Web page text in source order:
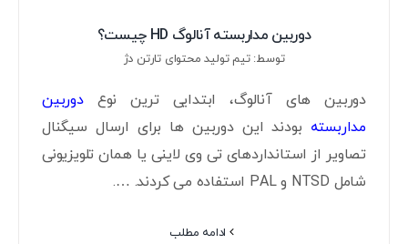
دوربین مداربسته آنالوگ HD چیست؟
توسط: تیم تولید محتوای تارتن دژ
دوربین های آنالوگ، ابتدایی ترین نوعدوربین
مداربسته بودند این دوربین ها برای ارسال سیگنال
تصاویر از استانداردهای تی وی لاینی یا همان تلویزیونی
شامل NTSD و PAL استفاده می کردند. ….
ادامه مطلب